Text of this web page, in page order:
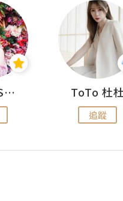
BeautySearch ToTo 杜
追蹤